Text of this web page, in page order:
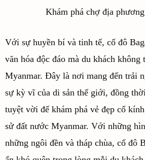
Khám phá chợ địa
Với sự huyền bí và tinh tế, cố đô
văn hóa độc đáo mà du khách không
Myanmar. Đây là nơi mang đến trải
sự kỳ vĩ của di sản thế giới, đồng
tuyệt vời để khám phá vẻ đẹp cổ
sử đất nước Myanmar. Với những
những ngôi đền và tháp chùa, cố đô